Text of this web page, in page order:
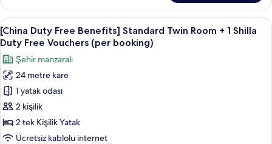
(per
booking)
için
tüm
fotoğrafları
görün
Standard
Double
Room
+
Shilla
Duty
Free
Vouchers
(per
hakkında
daha
[China
Duty
Free
Benefits]
Standard
Twin
Room
+
1
Kaliteli yatak takımı, kuştüyü yorgan,
7
[China Duty Free Benefits] Standard Twin Room + 1 Shilla
Duty Free Vouchers (per booking)
Şehir manzaralı
24 metre kare
1 yatak odası
2 kişilik
2 tek Kişilik Yatak
Ücretsiz kablolu internet